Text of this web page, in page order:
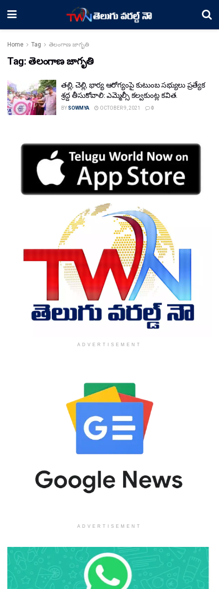
Home Tag తెలంగాణ జాగృతి
Tag: తెలంగాణ జాగృతి
తల్లి, చెల్లి, భార్య ఆరోగ్యంపై కుటుంబ సభ్యులు ప్రత్యేక
శ్రద్ద తీసుకోవాలి: ఎమ్మెల్సీ కల్వకుంట్ల కవిత.
BY SOWMYA OCTOBER 9, 2021 0
ADVERTISEMENT
ADVERTISEMENT